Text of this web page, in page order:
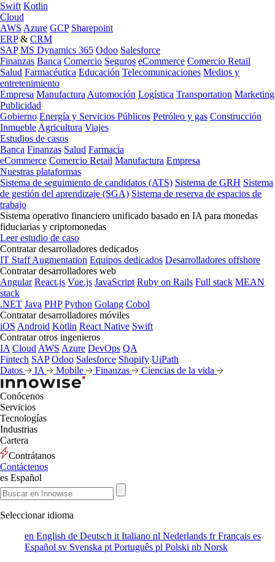
Swift Kotlin
Cloud
AWS Azure GCP Sharepoint
ERP& CRM
SAP MS Dynamics 365 Odoo Salesforce
Finanzas Banca Comercio Seguros eCommerce Comercio Retail
Salud Farmacéutica Educación Telecomunicaciones Medios y
entretenimiento
Empresa Manufactura Automoción Logística Transportation Marketing
Publicidad
Gobierno Energía y Servicios Públicos Petróleo y gas Construcción
Inmueble Agricultura Viajes
Estudios de casos
Banca Finanzas Salud Farmacia
eCommerce Comercio Retail Manufactura Empresa
Nuestras plataformas
Sistema de seguimiento de candidatos (ATS) Sistema de GRH Sistema
de gestión del aprendizaje (SGA) Sistema de reserva de espacios de
trabajo
Sistema operativo financiero unificado basado en IA para monedas
fiduciarias y criptomonedas
Leer estudio de caso
Contratar desarrolladores dedicados
IT Staff Augmentation Equipos dedicados Desarrolladores offshore
Contratar desarrolladores web
Angular React.js Vue.js JavaScript Ruby on Rails Full stack MEAN
stack
.NET Java PHP Python Golang Cobol
Contratar desarrolladores móviles
iOS Android Kotlin React Native Swift
Contratar otros ingenieros
IA Cloud AWS Azure DevOps QA
Fintech SAP Odoo Salesforce Shopify UiPath
Datos
IA Mobile Finanzas Ciencias de la vida
Conócenos
Servicios
Tecnologías
Industrias
Cartera
Contrátanos
Contáctenos
es Español
Seleccionar idioma
en English de Deutsch it Italiano nl Nederlands frFrançais es
Español sv Svenska pt Português pl Polski nb Norsk